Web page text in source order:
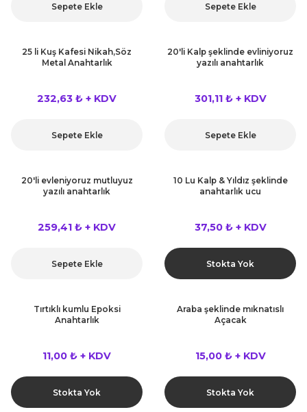
Sepete Ekle Sepete Ekle
25 li Kuş Kafesi Nikah,Söz
Metal Anahtarlık
232,63 ₺ + KDV
Sepete Ekle
20'li Kalp şeklinde evliniyoruz
yazılı anahtarlık
301,11 ₺ + KDV
Sepete Ekle
20'li evleniyoruz mutluyuz
yazılı anahtarlık
259,41 ₺ + KDV
Sepete Ekle
10 Lu Kalp & Yıldız şeklinde
anahtarlık ucu
37,50 ₺ + KDV
Stokta Yok
Tırtıklı kumlu Epoksi
Anahtarlık
11,00 ₺ + KDV
Stokta Yok
Araba şeklinde mıknatıslı
Açacak
15,00 ₺ + KDV
Stokta Yok